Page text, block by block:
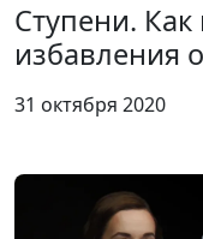
Ступени.
избавления
31 октября 2020